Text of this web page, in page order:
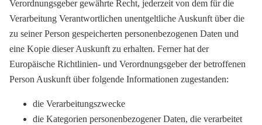
Verordnungsgeber gewährte Recht, jederzeit von dem für die
Verarbeitung Verantwortlichen unentgeltliche Auskunft über die
zu seiner Person gespeicherten personenbezogenen Daten und
eine Kopie dieser Auskunft zu erhalten. Ferner hat der
Europäische Richtlinien- und Verordnungsgeber der betroffenen
Person Auskunft über folgende Informationen zugestanden:
die Verarbeitungszwecke
die Kategorien personenbezogener Daten, die verarbeitet